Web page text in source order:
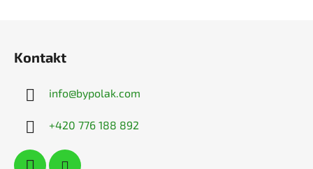
Kontakt
info@bypolak.com
+420 776 188 892